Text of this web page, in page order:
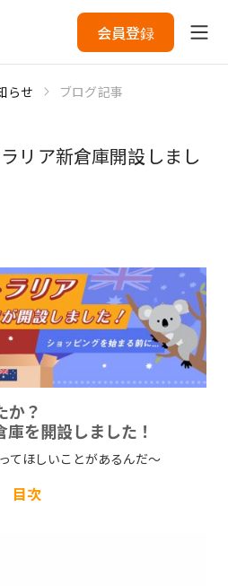
会員登録
らせ ブログ記事
リア新倉庫開設しまし
か？
を開設しました！
てほしいことがあるんだ～
目次